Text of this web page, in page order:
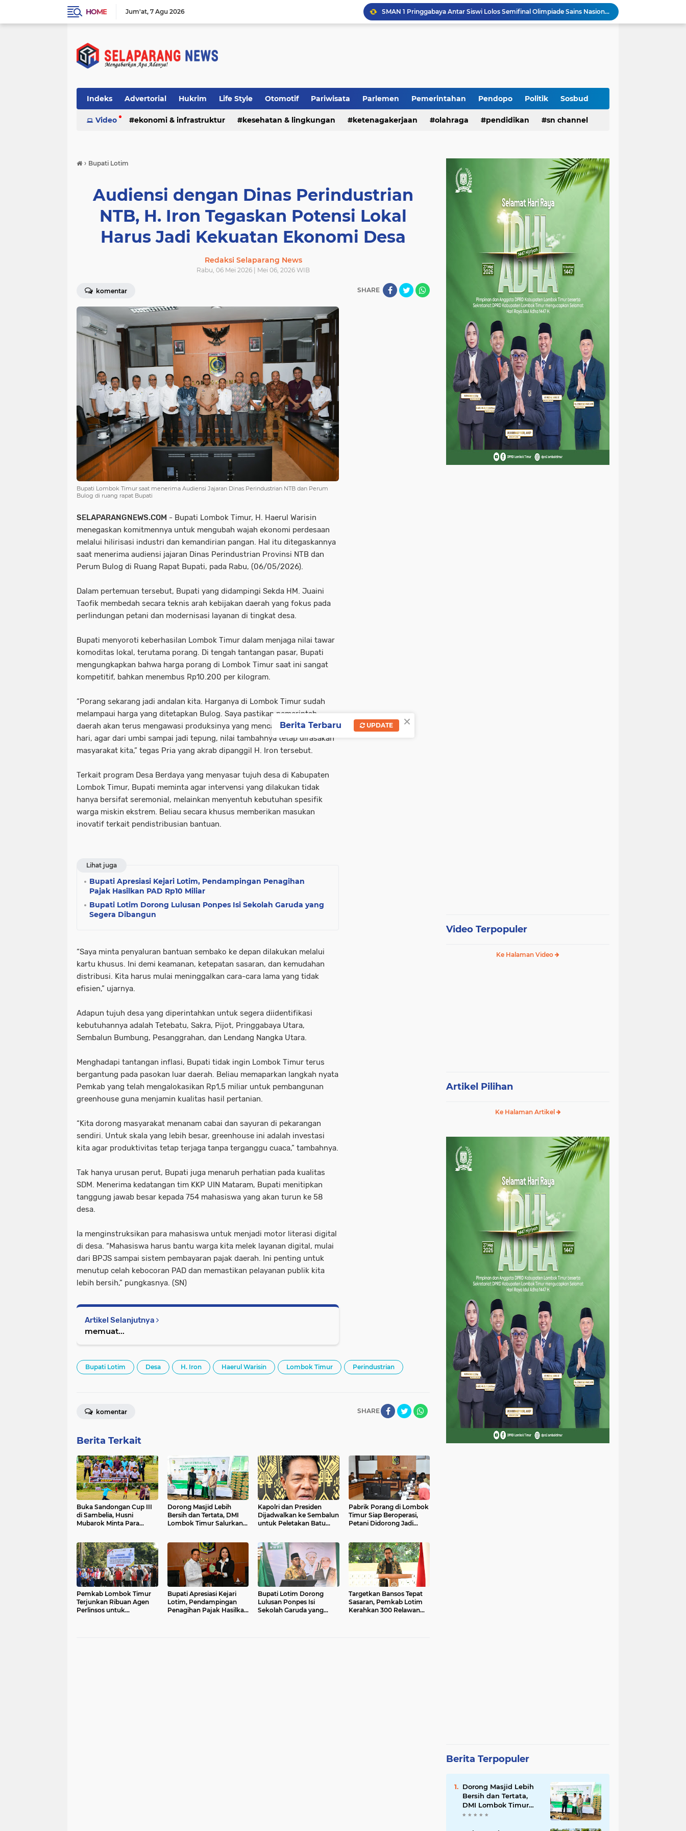
HOME Jum'at 7 Agu 2026
SMAN 1 Pringgabaya Antar Siswi Lolos Semifinal Olimpiade Sains Nasional Bidang Matematika
Universitas Hamzanwadi Dominasi PEKSIMIDA NTB 2026, Siap Wakili NTB di PEKSIMINAS
Gandeng ICM Green Circular Community, KKN Kolaboratif UNISDA Lamongan dan Institut Elkatarie Edukasi Warga Sembalun Ubah Sampah Jadi Energi Terbarukan
Indeks Advertorial Hukrim Life Style Otomotif Pariwisata Parlemen Pemerintahan Pendopo Politik Sosbud
Video ekonomi & infrastruktur kesehatan & lingkungan ketenagakerjaan olahraga pendidikan sn channel
› Bupati Lotim
Audiensi dengan Dinas Perindustrian
NTB, H. Iron Tegaskan Potensi Lokal
Harus Jadi Kekuatan Ekonomi Desa
Redaksi Selaparang News
Rabu, 06 Mei 2026 | Mei 06, 2026 WIB
komentar SHARE
Bupati Lombok Timur saat menerima Audiensi Jajaran Dinas Perindustrian NTB dan Perum
Bulog di ruang rapat Bupati
SELAPARANGNEWS.COM - Bupati Lombok Timur, H. Haerul Warisin
menegaskan komitmennya untuk mengubah wajah ekonomi perdesaan
melalui hilirisasi industri dan kemandirian pangan. Hal itu ditegaskannya
saat menerima audiensi jajaran Dinas Perindustrian Provinsi NTB dan
Perum Bulog di Ruang Rapat Bupati, pada Rabu, (06/05/2026).
‎Dalam pertemuan tersebut, Bupati yang didampingi Sekda HM. Juaini
Taofik membedah secara teknis arah kebijakan daerah yang fokus pada
perlindungan petani dan modernisasi layanan di tingkat desa.
‎Bupati menyoroti keberhasilan Lombok Timur dalam menjaga nilai tawar
komoditas lokal, terutama porang. Di tengah tantangan pasar, Bupati
mengungkapkan bahwa harga porang di Lombok Timur saat ini sangat
kompetitif, bahkan menembus Rp10.200 per kilogram.
‎“Porang sekarang jadi andalan kita. Harganya di Lombok Timur sudah
melampaui harga yang ditetapkan Bulog. Saya pastikan pemerintah
daerah akan terus mengawasi produksinya yang mencapai 60 ton per
hari, agar dari umbi sampai jadi tepung, nilai tambahnya tetap dirasakan
masyarakat kita,” tegas Pria yang akrab dipanggil H. Iron tersebut.
‎Terkait program Desa Berdaya yang menyasar tujuh desa di Kabupaten
Lombok Timur, Bupati meminta agar intervensi yang dilakukan tidak
hanya bersifat seremonial, melainkan menyentuh kebutuhan spesifik
warga miskin ekstrem. Beliau secara khusus memberikan masukan
inovatif terkait pendistribusian bantuan.
Lihat juga
Bupati Apresiasi Kejari Lotim, Pendampingan Penagihan
Pajak Hasilkan PAD Rp10 Miliar
Bupati Lotim Dorong Lulusan Ponpes Isi Sekolah Garuda yang
Segera Dibangun ‎
‎“Saya minta penyaluran bantuan sembako ke depan dilakukan melalui
kartu khusus. Ini demi keamanan, ketepatan sasaran, dan kemudahan
distribusi. Kita harus mulai meninggalkan cara-cara lama yang tidak
efisien,” ujarnya.
‎Adapun tujuh desa yang diperintahkan untuk segera diidentifikasi
kebutuhannya adalah Tetebatu, Sakra, Pijot, Pringgabaya Utara,
Sembalun Bumbung, Pesanggrahan, dan Lendang Nangka Utara.
‎Menghadapi tantangan inflasi, Bupati tidak ingin Lombok Timur terus
bergantung pada pasokan luar daerah. Beliau memaparkan langkah nyata
Pemkab yang telah mengalokasikan Rp1,5 miliar untuk pembangunan
greenhouse guna menjamin kualitas hasil pertanian.
‎“Kita dorong masyarakat menanam cabai dan sayuran di pekarangan
sendiri. Untuk skala yang lebih besar, greenhouse ini adalah investasi
kita agar produktivitas tetap terjaga tanpa terganggu cuaca,” tambahnya.
‎Tak hanya urusan perut, Bupati juga menaruh perhatian pada kualitas
SDM. Menerima kedatangan tim KKP UIN Mataram, Bupati menitipkan
tanggung jawab besar kepada 754 mahasiswa yang akan turun ke 58
desa.
‎Ia menginstruksikan para mahasiswa untuk menjadi motor literasi digital
di desa. “Mahasiswa harus bantu warga kita melek layanan digital, mulai
dari BPJS sampai sistem pembayaran pajak daerah. Ini penting untuk
menutup celah kebocoran PAD dan memastikan pelayanan publik kita
lebih bersih,” pungkasnya. (SN)
Artikel Selanjutnya
memuat...
Bupati Lotim Desa H. Iron Haerul Warisin Lombok Timur Perindustrian
SHARE
komentar
Berita Terkait
Buka Sandongan Cup III
di Sambelia, Husni
Mubarok Minta Para
Dorong Masjid Lebih
Bersih dan Tertata, DMI
Lombok Timur Salurkan
Kapolri dan Presiden
Dijadwalkan ke Sembalun
untuk Peletakan Batu
Pabrik Porang di Lombok
Timur Siap Beroperasi,
Petani Didorong Jadi
Pemkab Lombok Timur
Terjunkan Ribuan Agen
Perlinsos untuk
Bupati Apresiasi Kejari
Lotim, Pendampingan
Penagihan Pajak Hasilkan
Bupati Lotim Dorong
Lulusan Ponpes Isi
Sekolah Garuda yang
Targetkan Bansos Tepat
Sasaran, Pemkab Lotim
Kerahkan 300 Relawan
Video Terpopuler
Ke Halaman Video
Artikel Pilihan
Ke Halaman Artikel
Berita Terpopuler
Dorong Masjid Lebih
Bersih dan Tertata,
DMI Lombok Timur
Salurkan 1.750 Paket
×
Berita Terbaru UPDATE